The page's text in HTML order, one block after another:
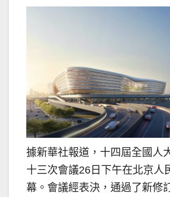
據新華社報道，十四屆全國人
十三次會議26日下午在北京人
幕。會議經表決，通過了新修